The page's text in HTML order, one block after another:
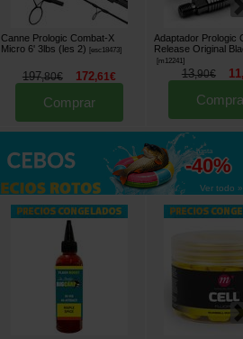
Canne Prologic Combat-X
Micro 6' 3lbs (les 2)
[esc18473]
197,80€ 172,61€
Comprar
Adaptador Prologic
Release Original
[m12241]
13,90€ 11
hasta
-40%
Ver todo »